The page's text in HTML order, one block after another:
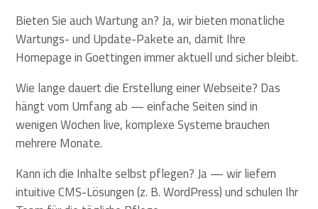
Bieten Sie auch Wartung an? Ja, wir bieten monatliche
Wartungs- und Update-Pakete an, damit Ihre
Homepage in Goettingen immer aktuell und sicher bleibt.
Wie lange dauert die Erstellung einer Webseite? Das
hängt vom Umfang ab — einfache Seiten sind in
wenigen Wochen live, komplexe Systeme brauchen
mehrere Monate.
Kann ich die Inhalte selbst pflegen? Ja — wir liefern
intuitive CMS-Lösungen (z. B. WordPress) und schulen Ihr